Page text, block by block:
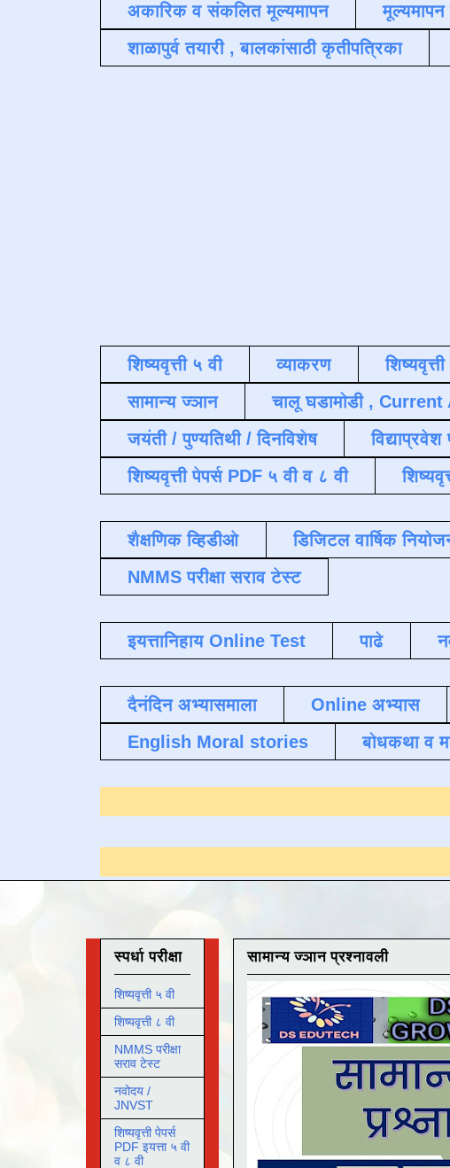
अकारिक व संकलित मूल्यमापन
मूल्यमापन
शाळापुर्व तयारी , बालकांसाठी कृतीपत्रिका
शिष्यवृत्ती ५ वी व्याकरण
सामान्य ज्ञान
चालू घडामोडी ,
जयंती / पुण्यतिथी / दिनविशेष
विद्याप्रवेश
शिष्यवृत्ती पेपर्स PDF ५ वी व ८ वी
शैक्षणिक व्हिडीओ डिजिटल वार्षिक
NMMS परीक्षा सराव टेस्ट
इयत्तानिहाय Online Test पाढे
दैनंदिन अभ्यासमाला Online अभ्यास
English Moral stories
बोधकथा व
सामान्य ज्ञान प्रश्नावली
स्पर्धा परीक्षा
शिष्यवृत्ती ५ वी
शिष्यवृत्ती ८ वी
NMMS परीक्षा
सराव टेस्ट
नवोदय /
JNVST
शिष्यवृत्ती पेपर्स
PDF इयत्ता ५ वी
व ८ वी